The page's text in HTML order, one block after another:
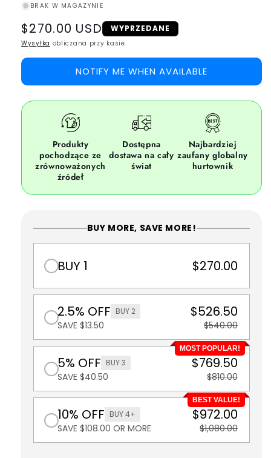
BRAK W MAGAZYNIE
Regular
price
$270.00 USD WYPRZEDANE
Wysyłka obliczana przy kasie.
NOTIFY ME WHEN AVAILABLE
Produkty
pochodzące ze
zrównoważonych
źródeł
Dostępna
dostawa na cały
świat
Najbardziej
zaufany globalny
hurtownik
BUY MORE, SAVE MORE!
BUY 1 $270.00
2.5% OFF BUY 2
SAVE $13.50
$526.50
$540.00
MOST POPULAR!
5% OFF BUY 3
SAVE $40.50
$769.50
$810.00
BEST VALUE!
10% OFF BUY 4+
SAVE $108.00 OR MORE
$972.00
$1,080.00